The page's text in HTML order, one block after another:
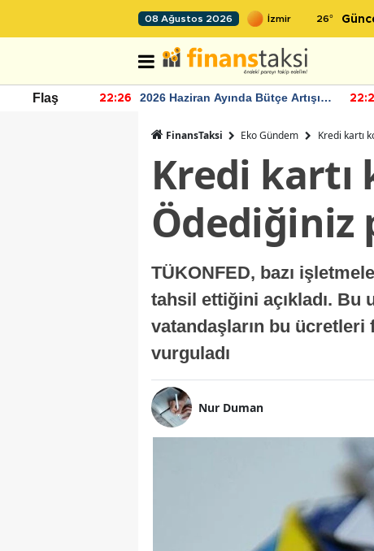
08 Ağustos 2026 26°
Flaş 22:26
2026 Haziran Ayında Bütçe Artışı
FinansTaksi Eko Gündem Kredi kartı
Kredi kartı
Ödediğiniz
TÜKONFED, bazı
tahsil ettiğini açıkladı. Bu
vatandaşların bu ücretleri
vurguladı
Nur Duman